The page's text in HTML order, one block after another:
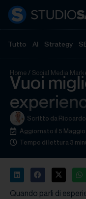
Tutto AI Strategy
Home/ Social Media
Vuoi
Scritto da
Aggiornato il 5 Maggio
Tempo di lettura 3
Quando parli di